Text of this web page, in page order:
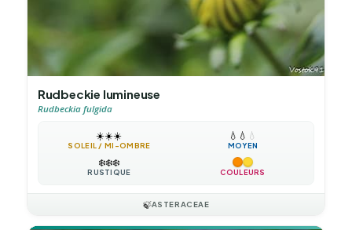
Rudbeckie lumineuse
Rudbeckia fulgida
☀️☀️☀️
SOLEIL / MI-OMBRE
💧 💧 💧
MOYEN
❄️❄️❄️
RUSTIQUE COULEURS
🍃ASTERACEAE